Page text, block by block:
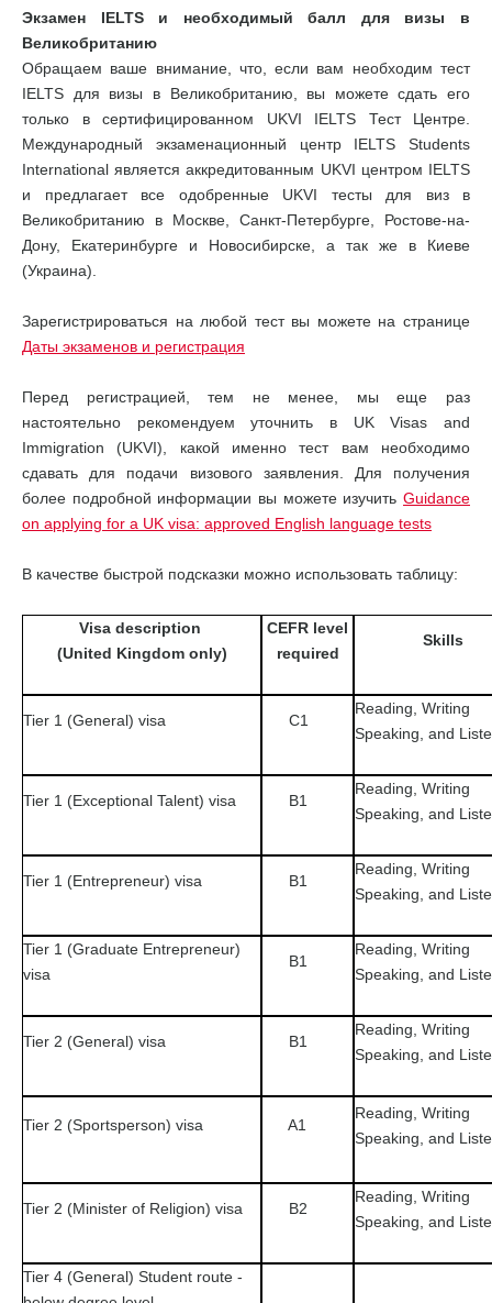
Экзамен IELTS и необходимый балл для визы в
Великобританию
Обращаем ваше внимание, что, если вам необходим тест
IELTS для визы в Великобританию, вы можете сдать его
только в сертифицированном UKVI IELTS Тест Центре.
Международный экзаменационный центр IELTS Students
International является аккредитованным UKVI центром IELTS
и предлагает все одобренные UKVI тесты для виз в
Великобританию в Москве, Санкт-Петербурге, Ростове-на-
Дону, Екатеринбурге и Новосибирске, а так же в Киеве
(Украина).
Зарегистрироваться на любой тест вы можете на странице
Даты экзаменов и регистрация
Перед регистрацией, тем не менее, мы еще раз
настоятельно рекомендуем уточнить в UK Visas and
Immigration (UKVI), какой именно тест вам необходимо
сдавать для подачи визового заявления. Для получения
более подробной информации вы можете изучить Guidance
on applying for a UK visa: approved English language tests
В качестве быстрой подсказки можно использовать таблицу:
Visa description
(United Kingdom only)
CEFR level
required
Skills
Tier 1 (General) visa C1
Reading, Writing
Speaking, and
Tier 1 (Exceptional Talent) visa B1
Reading, Writing
Speaking, and
Tier 1 (Entrepreneur) visa B1
Reading, Writing
Speaking, and
Tier 1 (Graduate Entrepreneur)
visa
B1
Reading, Writing
Speaking, and
Tier 2 (General) visa B1
Reading, Writing
Speaking, and
Tier 2 (Sportsperson) visa A1
Reading, Writing
Speaking, and
Tier 2 (Minister of Religion) visa B2
Reading, Writing
Speaking, and
Tier 4 (General) Student route -